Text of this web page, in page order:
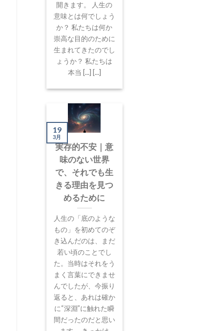
開きます。 人生の
意味とは何でしょう
か？ 私たちは何か
崇高な目的のために
生まれてきたのでし
ょうか？ 私たちは
本当 [...] [...]
実存的不安｜意
味のない世界
で、それでも生
きる理由を見つ
めるために
人生の「底のような
もの」を初めてのぞ
き込んだのは、まだ
若い頃のことでし
た。当時はそれをう
まく言葉にできませ
んでしたが、今振り
返ると、あれは確か
に“深淵”に触れた瞬
間だったのだと思い
19
3月